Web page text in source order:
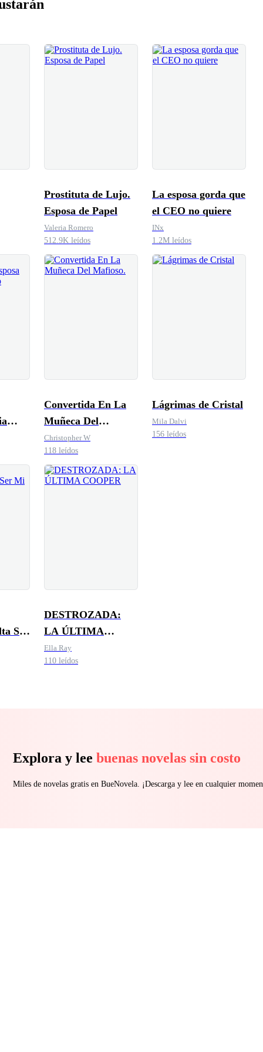
Prostituta de Lujo.
Esposa de Papel
Valeria Romero
512.9K leídos
La esposa gorda que
el CEO no quiere
INx
1.2M leídos
Convertida En La
Muñeca Del
Mafioso.
Christopher W
118 leídos
Lágrimas de Cristal
Mila Dalvi
156 leídos
Ser
DESTROZADA:
LA ÚLTIMA
COOPER
Ella Ray
110 leídos
Explora y lee buenas novelas sin costo
Miles de novelas gratis en BueNovela. ¡Descarga y lee en cualquier